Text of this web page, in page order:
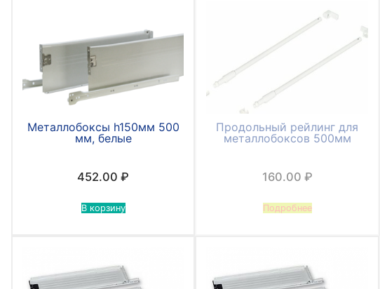
Металлобоксы h150мм 500
мм, белые
452.00₽
В корзину
Продольный рейлинг для
металлобоксов 500мм
160.00 ₽
Подробнее